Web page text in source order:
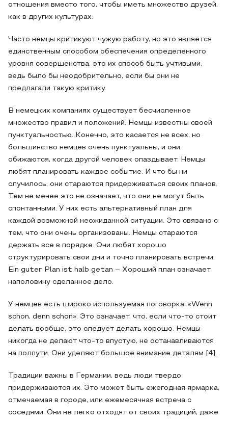
отношения вместо того, чтобы иметь множество друзей,
как в других культурах.
Часто немцы критикуют чужую работу, но это является
единственным способом обеспечения определенного
уровня совершенства, это их способ быть учтивыми,
ведь было бы неодобрительно, если бы они не
предлагали такую критику.
В немецких компаниях существует бесчисленное
множество правил и положений. Немцы известны своей
пунктуальностью. Конечно, это касается не всех, но
большинство немцев очень пунктуальны, и они
обижаются, когда другой человек опаздывает. Немцы
любят планировать каждое событие. И что бы ни
случилось, они стараются придерживаться своих планов.
Тем не менее это не означает, что они не могут быть
спонтанными. У них есть альтернативный план для
каждой возможной неожиданной ситуации. Это связано с
тем, что они очень организованы. Немцы стараются
держать все в порядке. Они любят хорошо
структурировать свои дни и точно планировать встречи.
Ein guter Plan ist halb getan – Хороший план означает
наполовину сделанное дело.
У немцев есть широко используемая поговорка: «Wenn
schon, denn schon». Это означает, что, если что-то стоит
делать вообще, это следует делать хорошо. Немцы
никогда не делают что-то впустую, не останавливаются
на полпути. Они уделяют большое внимание деталям [4].
Традиции важны в Германии, ведь люди твердо
придерживаются их. Это может быть ежегодная ярмарка,
отмечаемая в городе, или ежемесячная встреча с
соседями. Они не легко отходят от своих традиций, даже